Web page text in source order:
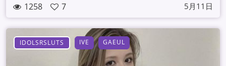
1258 7 5月11日
IDOLSRSLUTS IVE GAEUL